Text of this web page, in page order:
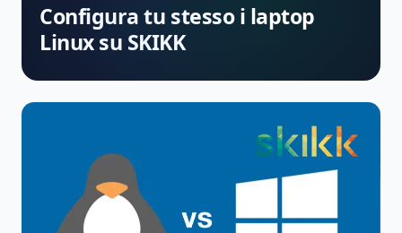
Configura tu stesso i laptop
Linux su SKIKK